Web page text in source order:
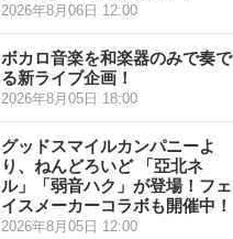
2026年8月06日 12:00
ボカロ音楽を和楽器のみで奏で
る新ライブ企画！
2026年8月05日 18:00
グッドスマイルカンパニーよ
り、ねんどろいど 「亞北ネ
ル」「弱音ハク」が登場！フェ
イスメーカーコラボも開催中！
2026年8月05日 12:00